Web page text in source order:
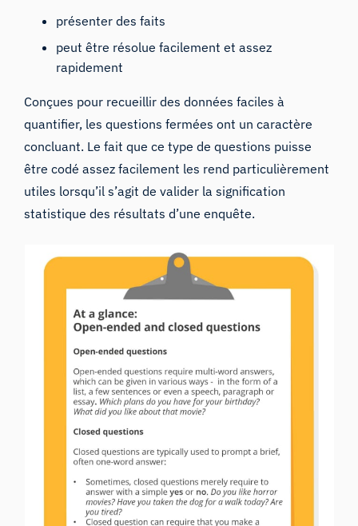
présenter des faits
peut être résolue facilement et assez
rapidement
Conçues pour recueillir des données faciles à
quantifier, les questions fermées ont un caractère
concluant. Le fait que ce type de questions puisse
être codé assez facilement les rend particulièrement
utiles lorsqu’il s’agit de valider la signification
statistique des résultats d’une enquête.